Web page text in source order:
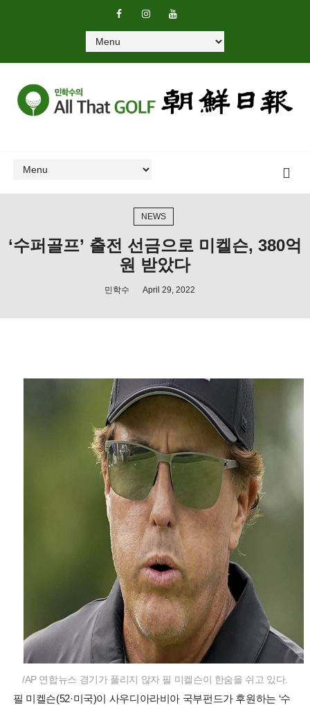
NEWS
‘수퍼골프’ 출전 선금으로 미켈슨, 380억
원 받았다
민학수 April 29, 2022
/AP 연합뉴스 경기가 풀리지 않자 필 미켈슨이 한숨을 쉬고 있다.
필 미켈슨(52·미국)이 사우디아라비아 국부펀드가 후원하는 ‘수